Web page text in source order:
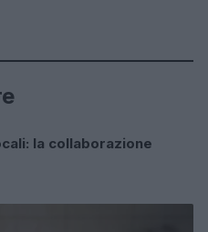
la collaborazione